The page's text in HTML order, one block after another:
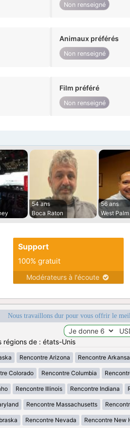
Non renseigné
Animaux préférés
Non renseigné
Film préféré
Non renseigné
54 ans
Boca Raton
56 ans
West
Support
100% gratuit
Modérateurs à l'écoute
Nous travaillons dur pour vous offrir le
régions de : états-Unis
Rencontre Arizona Rencontre
Colorado Rencontre Columbia
Rencontre Illinois Rencontre Indiana
Rencontre Massachusetts
Rencontre Nevada Rencontre New